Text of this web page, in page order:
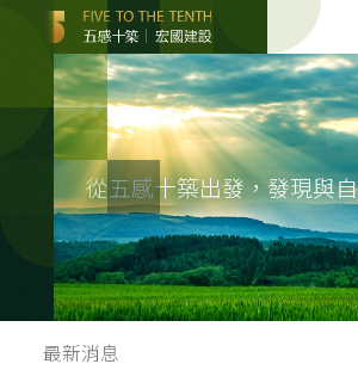
從五感十築出發，發現與
最新消息